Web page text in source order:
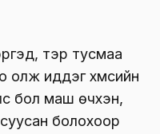
тэр тусмаа
иддэг хүмүүсийн
бол маш өчүүхэн,
болохоор